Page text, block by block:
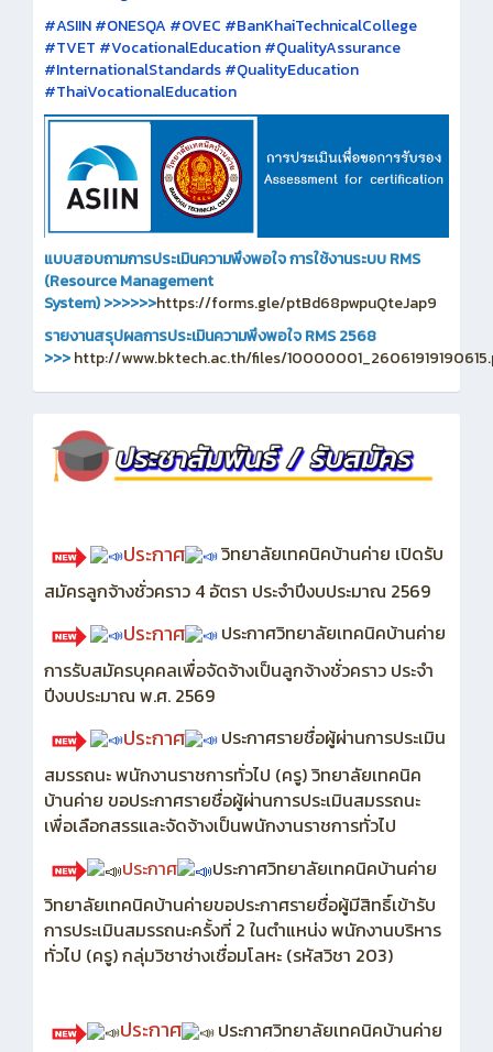
#ASIIN #ONESQA #OVEC #BanKhaiTechnicalCollege
#TVET #VocationalEducation #QualityAssurance
#InternationalStandards #QualityEducation
#ThaiVocationalEducation
แบบสอบถามการประเมินความพึงพอใจ การใช้งานระบบ RMS
(Resource Management
System)>>>>>>https://forms.gle/ptBd68pwpuQteJap9
รายงานสรุปผลการประเมินความพึงพอใจ RMS 2568
>>>http://www.bktech.ac.th/files/
ประกาศ
วิทยาลัยเทคนิคบ้านค่าย เปิดรับ
สมัครลูกจ้างชั่วคราว 4 อัตรา ประจำปีงบประมาณ 2569
ประกาศ
ประกาศวิทยาลัยเทคนิคบ้านค่าย
การรับสมัครบุคคลเพื่อจัดจ้างเป็นลูกจ้างชั่วคราว ประจำ
ปีงบประมาณ พ.ศ. 2569
ประกาศ
ประกาศรายชื่อผู้ผ่านการประเมิน
สมรรถนะ พนักงานราชการทั่วไป (ครู) วิทยาลัยเทคนิค
บ้านค่าย ขอประกาศรายชื่อผู้ผ่านการประเมินสมรรถนะ
เพื่อเลือกสรรและจัดจ้างเป็นพนักงานราชการทั่วไป
ประกาศ
ประกาศวิทยาลัยเทคนิคบ้านค่าย
วิทยาลัยเทคนิคบ้านค่ายขอประกาศรายชื่อผู้มีสิทธิ์เข้ารับ
การประเมินสมรรถนะครั้งที่ 2 ในตำแหน่ง พนักงานบริหาร
ทั่วไป (ครู) กลุ่มวิชาช่างเชื่อมโลหะ (รหัสวิชา 203)
ประกาศ
ประกาศวิทยาลัยเทคนิคบ้านค่าย